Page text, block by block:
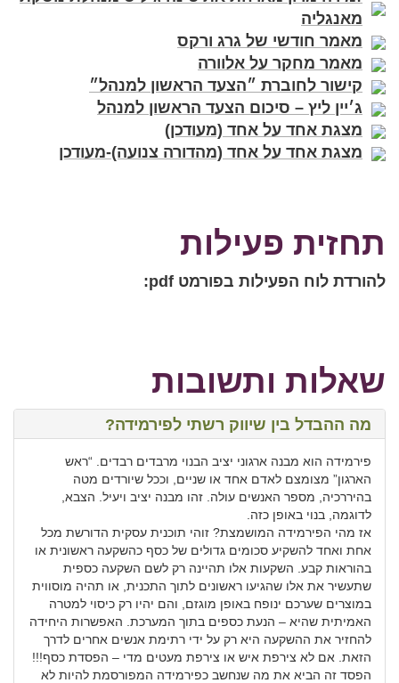
מאנגליה⁩
מאמר חודשי של גרג ורקס
מאמר מחקר על אלוורה
קישור לחוברת ״הצעד הראשון למנהל״
ג׳יין ליץ – סיכום הצעד הראשון למנהל
מצגת אחד על אחד (מעודכן)
מצגת אחד על אחד (מהדורה צנועה)-מעודכן
תחזית פעילות
להורדת לוח הפעילות בפורמט pdf:
שאלות ותשובות
מה ההבדל בין שיווק רשתי לפירמידה?
פירמידה הוא מבנה ארגוני יציב הבנוי מרבדים רבדים. “ראש
הארגון” מצומצם לאדם אחד או שניים, וככל שיורדים מטה
בהיררכיה, מספר האנשים עולה. זהו מבנה יציב ויעיל. הצבא,
לדוגמה, בנוי באופן כזה.
אז מהי הפירמידה המושמצת? זוהי תוכנית עסקית הדורשת מכל
אחת ואחד להשקיע סכומים גדולים של כסף כהשקעה ראשונית או
בהוראות קבע. השקעות אלו תהיינה רק לשם השקעה כספית
שתעשיר את אלו שהגיעו ראשונים לתוך התכנית, או תהיה מוסווית
במוצרים שערכם ינופח באופן מוגזם, והם יהיו רק כיסוי למטרה
האמיתית שהיא – הנעת כספים בתוך המערכת. האפשרות היחידה
להחזיר את ההשקעה היא רק על ידי רתימת אנשים אחרים לדרך
הזאת. אם לא צירפת איש או צירפת מעטים מדי – הפסדת כסף!!!
הפסד זה הביא את מה שנחשב כפירמידה המפורסמת להיות לא